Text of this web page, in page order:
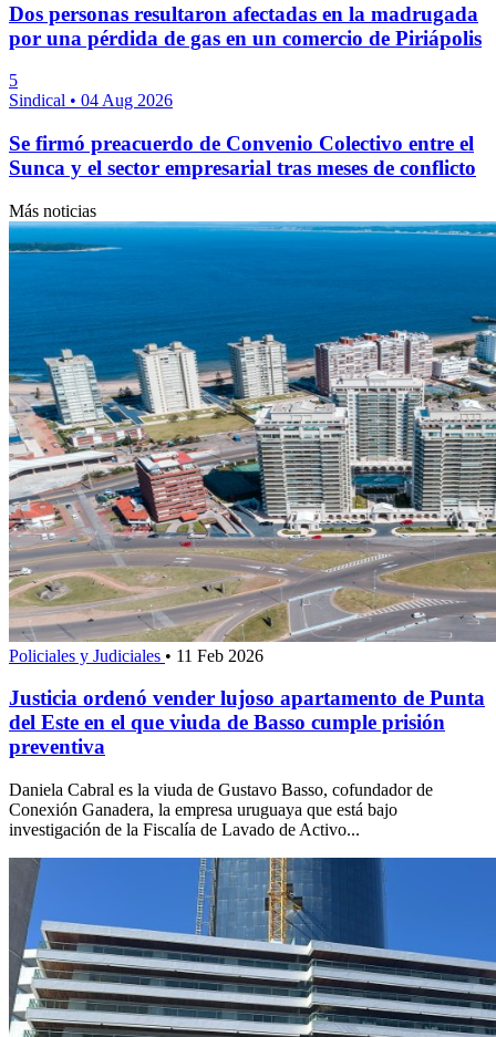
Dos personas resultaron afectadas en la madrugada
por una pérdida de gas en un comercio de Piriápolis
5
Sindical • 04 Aug 2026
Se firmó preacuerdo de Convenio Colectivo entre el
Sunca y el sector empresarial tras meses de conflicto
Más noticias
Policiales y Judiciales • 11 Feb 2026
Justicia ordenó vender lujoso apartamento de Punta
del Este en el que viuda de Basso cumple prisión
preventiva
Daniela Cabral es la viuda de Gustavo Basso, cofundador de
Conexión Ganadera, la empresa uruguaya que está bajo
investigación de la Fiscalía de Lavado de Activo...